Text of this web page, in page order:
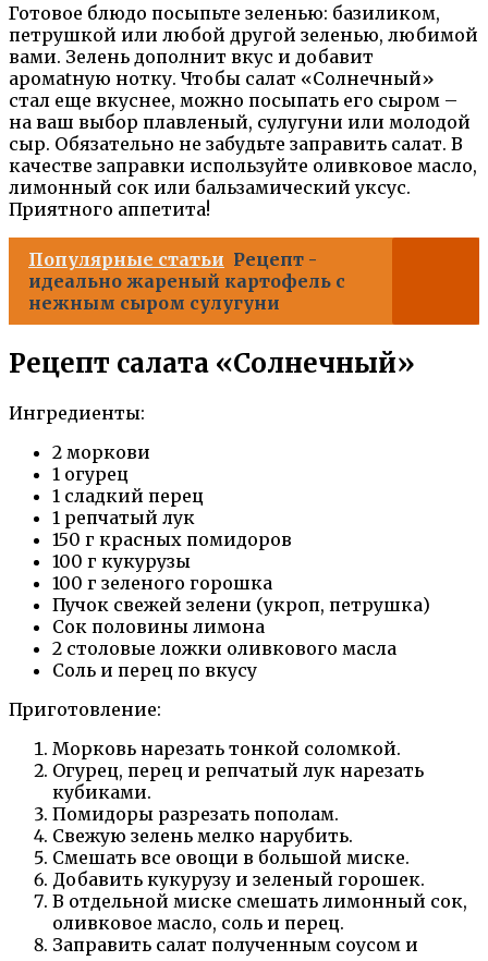
Готовое блюдо посыпьте зеленью: базиликом,
петрушкой или любой другой зеленью, любимой
вами. Зелень дополнит вкус и добавит
аромatную нотку. Чтобы салат «Солнечный»
стал еще вкуснее, можно посыпать его сыром –
на ваш выбор плавленый, сулугуни или молодой
сыр. Обязательно не забудьте заправить салат. В
качестве заправки используйте оливковое масло,
лимонный сок или бальзамический уксус.
Приятного аппетита!
Популярные статьи Рецепт -
идеально жареный картофель с
нежным сыром сулугуни
Рецепт салата «Солнечный»
Ингредиенты:
2 моркови
1 огурец
1 сладкий перец
1 репчатый лук
150 г красных помидоров
100 г кукурузы
100 г зеленого горошка
Пучок свежей зелени (укроп, петрушка)
Сок половины лимона
2 столовые ложки оливкового масла
Соль и перец по вкусу
Приготовление:
Морковь нарезать тонкой соломкой.
Огурец, перец и репчатый лук нарезать
кубиками.
Помидоры разрезать пополам.
Свежую зелень мелко нарубить.
Смешать все овощи в большой миске.
Добавить кукурузу и зеленый горошек.
В отдельной миске смешать лимонный сок,
оливковое масло, соль и перец.
Заправить салат полученным соусом и